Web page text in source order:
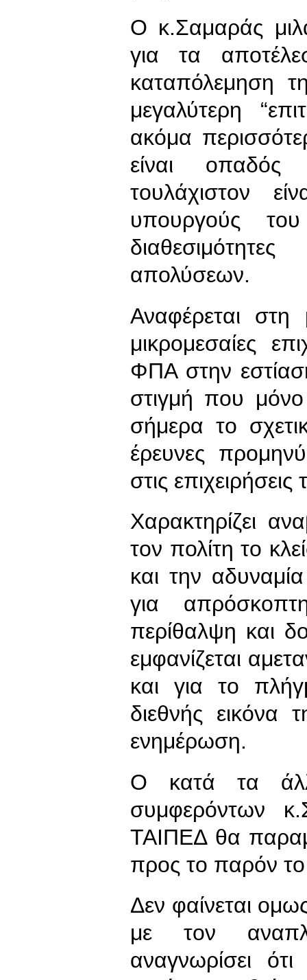
Ο κ.Σαμαράς
για τα
καταπόλεμηση
μεγαλύτερη
ακόμα
είναι οπαδός
τουλάχιστον
υπουργούς
απολύσεων.
Αναφέρεται
μικρομεσαίες
ΦΠΑ στην
στιγμή που μόνο
σήμερα το
έρευνες
στις
Χαρακτηρίζει
τον πολίτη το
και την
για
περίθαλψη και
εμφανίζεται
και για το
διεθνής
ενημέρωση.
Ο κατά τα
συμφερόντων
ΤΑΙΠΕΔ θα
προς το παρόν το
Δεν φαίνεται
με τον
αναγνωρίσει